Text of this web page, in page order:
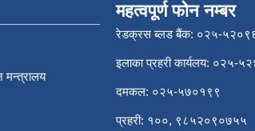
मन्त्रालय
महत्वपूर्ण फोन नम्बर
रेडक्रस ब्लड बैंक: ०२५-
इलाका प्रहरी कार्यलय: ०२५-
दमकल: ०२५-५७०१९९
प्रहरी: १००, ९८५२०९०७५५